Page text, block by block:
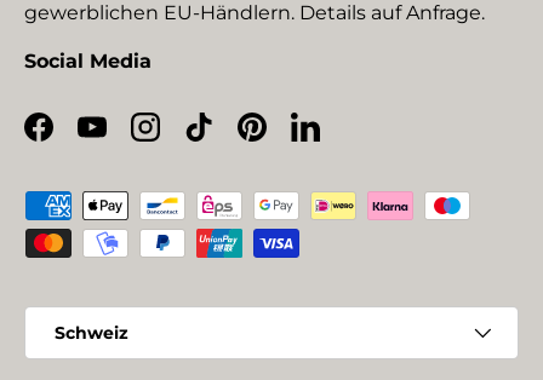
gewerblichen EU-Händlern. Details auf Anfrage.
Social Media
Facebook
YouTubeInstagram
TikTokPinterestLinkedIn
Zahlungsmethoden
Schweiz